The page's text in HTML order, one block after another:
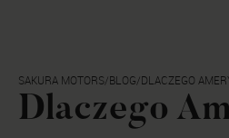
SAKURA MOTORS/BLOG/DLACZEGO
UWIELBIAJĄ
SAMOCHODY?
Dlaczego